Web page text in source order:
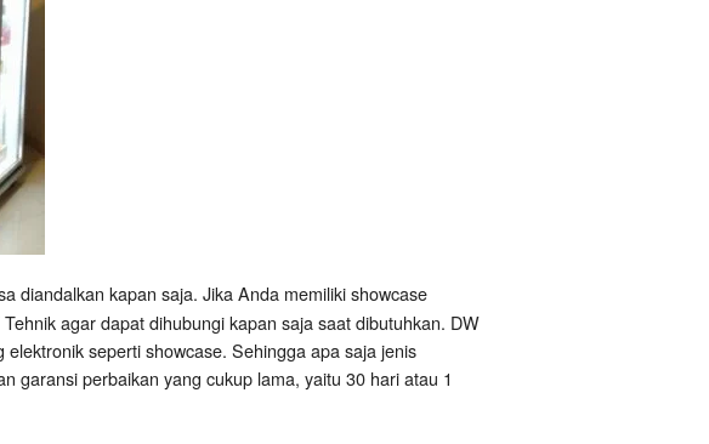
diandalkan kapan saja. Jika Anda memiliki showcase
agar dapat dihubungi kapan saja saat dibutuhkan. DW
seperti showcase. Sehingga apa saja jenis
garansi perbaikan yang cukup lama, yaitu 30 hari atau 1